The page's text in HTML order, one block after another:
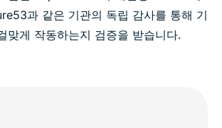
과 같은 기관의 독립 감사를 통해 기
맞게 작동하는지 검증을 받습니다.